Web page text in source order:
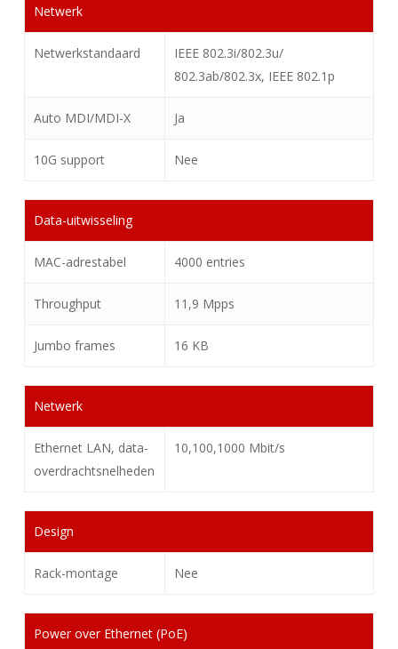
Netwerk
Netwerkstandaard
IEEE 802.3i/802.3u/
802.3ab/802.3x, IEEE 802.1p
Auto MDI/MDI-X Ja
10G support Nee
Data-uitwisseling
MAC-adrestabel 4000 entries
Throughput 11,9 Mpps
Jumbo frames 16 KB
Netwerk
Ethernet LAN, data-
overdrachtsnelheden
10,100,1000 Mbit/s
Design
Rack-montage Nee
Power over Ethernet (PoE)